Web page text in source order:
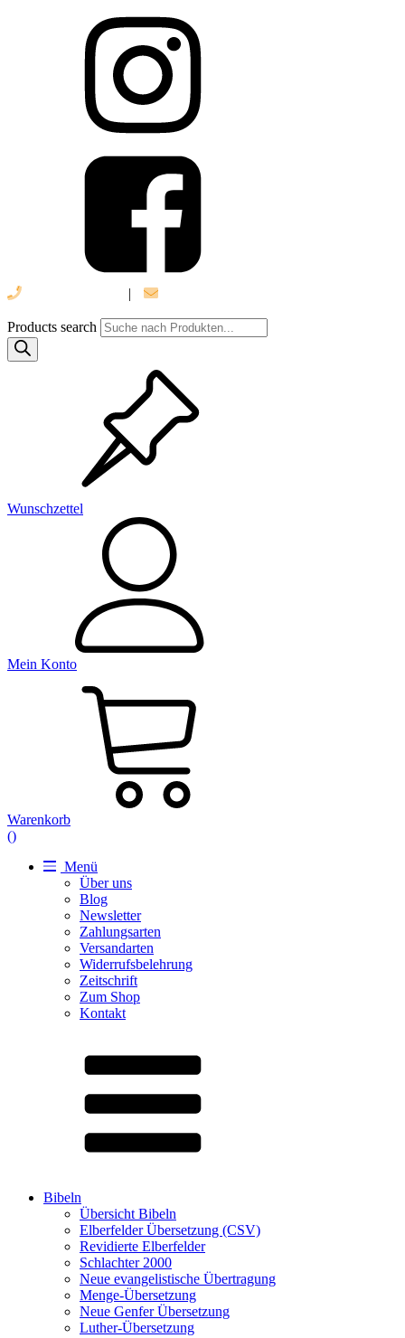
|
Products search
Wunschzettel
Mein Konto
Warenkorb
()
Menü
Über uns
Blog
Newsletter
Zahlungsarten
Versandarten
Widerrufsbelehrung
Zeitschrift
Zum Shop
Kontakt
Bibeln
Übersicht Bibeln
Elberfelder Übersetzung (CSV)
Revidierte Elberfelder
Schlachter 2000
Neue evangelistische Übertragung
Menge-Übersetzung
Neue Genfer Übersetzung
Luther-Übersetzung